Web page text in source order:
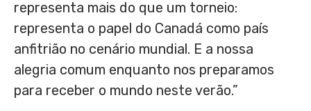
representa mais do que um torneio:
representa o papel do Canadá como país
anfitrião no cenário mundial. E a nossa
alegria comum enquanto nos preparamos
para receber o mundo neste verão.”